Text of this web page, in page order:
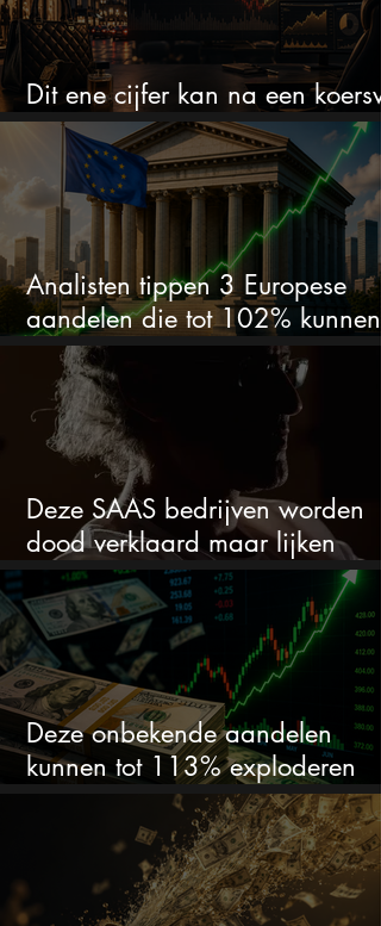
Dit ene cijfer kan na een
van 50% alles veranderen
Analisten tippen 3 Europese
aandelen die tot 102% kunnen
stijgen
Deze SAAS bedrijven worden
dood verklaard maar lijken
springlevend
Deze onbekende aandelen
kunnen tot 113% exploderen
(één springt eruit)